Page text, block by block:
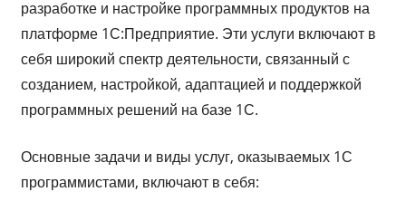
разработке и настройке программных продуктов на
платформе 1С:Предприятие. Эти услуги включают в
себя широкий спектр деятельности, связанный с
созданием, настройкой, адаптацией и поддержкой
программных решений на базе 1С.
Основные задачи и виды услуг, оказываемых 1С
программистами, включают в себя: